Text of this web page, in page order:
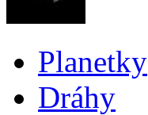
Planetky
Dráhy